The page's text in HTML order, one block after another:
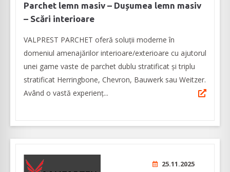
Parchet lemn masiv – Dușumea lemn masiv
– Scări interioare
VALPREST PARCHET oferă soluții moderne în
domeniul amenajărilor interioare/exterioare cu ajutorul
unei game vaste de parchet dublu stratificat și triplu
stratificat Herringbone, Chevron, Bauwerk sau Weitzer.
Având o vastă experienţ...
25.11.2025